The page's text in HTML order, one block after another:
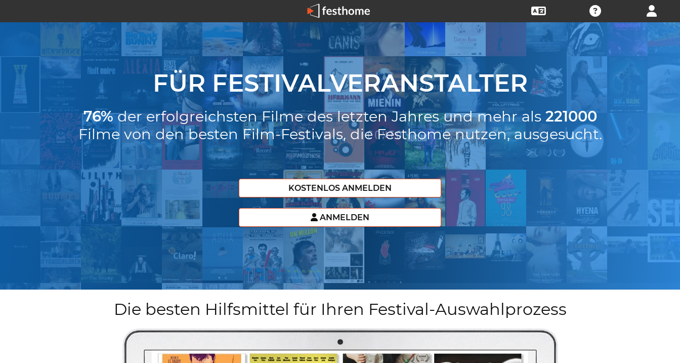
FÜR FESTIVALVERANSTALTER
76%der erfolgreichsten Filme des letzten Jahres und mehr als 221000
Filme von den besten Film-Festivals, die Festhome nutzen, ausgesucht.
KOSTENLOS ANMELDEN
ANMELDEN
Die besten Hilfsmittel für Ihren Festival-Auswahlprozess